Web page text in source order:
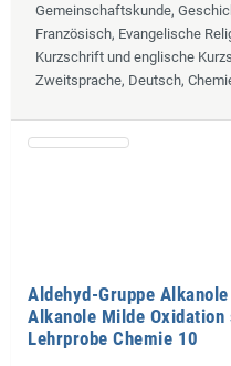
Gemeinschaftskunde,
Französisch, Evangelische
Kurzschrift und englische
Zweitsprache, Deutsch,
Aldehyd-Gruppe
Alkanole Milde
Lehrprobe Chemie 10